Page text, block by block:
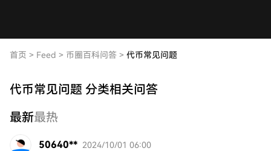
首页 > Feed > 币圈百科问答 > 代币常见问题
代币常见问题 分类相关问答
最新最热
50640** 2024/10/01 06:00